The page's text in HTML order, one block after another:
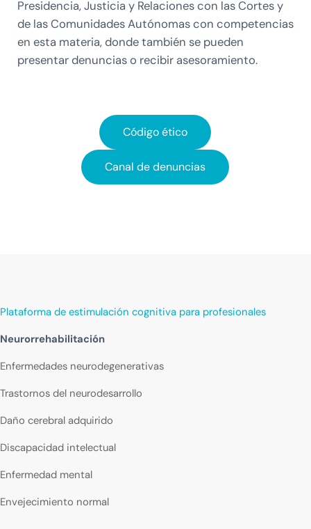
Presidencia, Justicia y Relaciones con las Cortes y
de las Comunidades Autónomas con competencias
en esta materia, donde también se pueden
presentar denuncias o recibir asesoramiento.
Código ético
Canal de denuncias
Plataforma de estimulación cognitiva para profesionales
Neurorrehabilitación
Enfermedades neurodegenerativas
Trastornos del neurodesarrollo
Daño cerebral adquirido
Discapacidad intelectual
Enfermedad mental
Envejecimiento normal